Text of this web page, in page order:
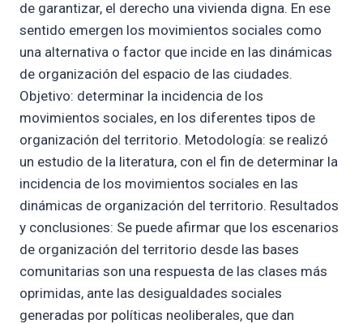
de garantizar, el derecho una vivienda digna. En ese
sentido emergen los movimientos sociales como
una alternativa o factor que incide en las dinámicas
de organización del espacio de las ciudades.
Objetivo: determinar la incidencia de los
movimientos sociales, en los diferentes tipos de
organización del territorio. Metodología: se realizó
un estudio de la literatura, con el fin de determinar la
incidencia de los movimientos sociales en las
dinámicas de organización del territorio. Resultados
y conclusiones: Se puede afirmar que los escenarios
de organización del territorio desde las bases
comunitarias son una respuesta de las clases más
oprimidas, ante las desigualdades sociales
generadas por políticas neoliberales, que dan